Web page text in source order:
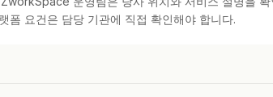
폼 요건은 담당 기관에 직접 확인해야 합니다.